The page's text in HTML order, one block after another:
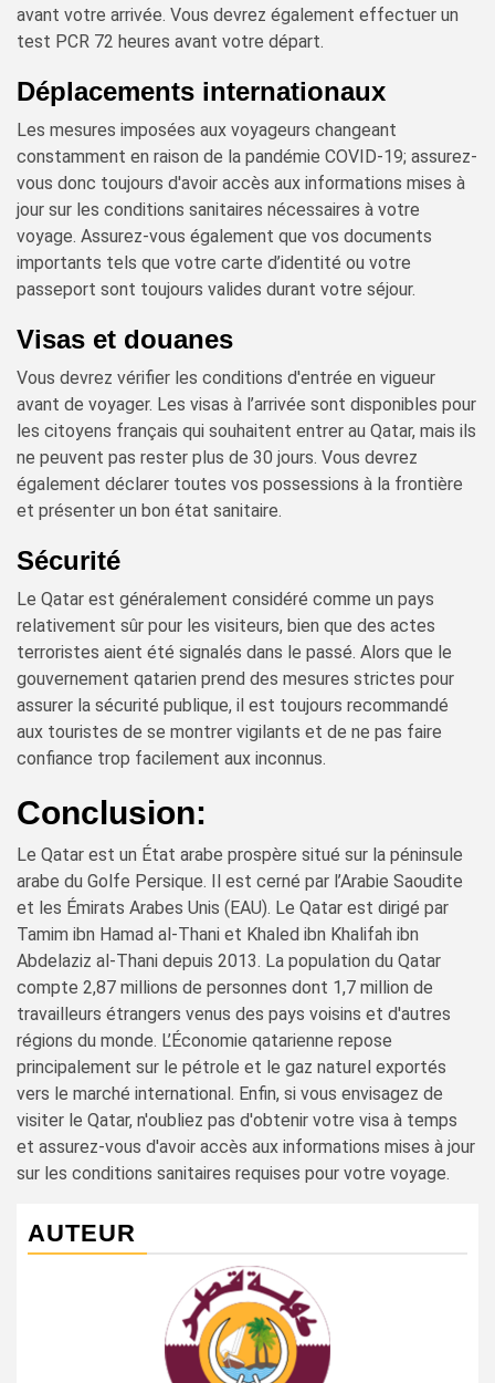
avant votre arrivée. Vous devrez également effectuer un
test PCR 72 heures avant votre départ.
Déplacements internationaux
Les mesures imposées aux voyageurs changeant
constamment en raison de la pandémie COVID-19; assurez-
vous donc toujours d'avoir accès aux informations mises à
jour sur les conditions sanitaires nécessaires à votre
voyage. Assurez-vous également que vos documents
importants tels que votre carte d’identité ou votre
passeport sont toujours valides durant votre séjour.
Visas et douanes
Vous devrez vérifier les conditions d'entrée en vigueur
avant de voyager. Les visas à l’arrivée sont disponibles pour
les citoyens français qui souhaitent entrer au Qatar, mais ils
ne peuvent pas rester plus de 30 jours. Vous devrez
également déclarer toutes vos possessions à la frontière
et présenter un bon état sanitaire.
Sécurité
Le Qatar est généralement considéré comme un pays
relativement sûr pour les visiteurs, bien que des actes
terroristes aient été signalés dans le passé. Alors que le
gouvernement qatarien prend des mesures strictes pour
assurer la sécurité publique, il est toujours recommandé
aux touristes de se montrer vigilants et de ne pas faire
confiance trop facilement aux inconnus.
Conclusion:
Le Qatar est un État arabe prospère situé sur la péninsule
arabe du Golfe Persique. Il est cerné par l’Arabie Saoudite
et les Émirats Arabes Unis (EAU). Le Qatar est dirigé par
Tamim ibn Hamad al-Thani et Khaled ibn Khalifah ibn
Abdelaziz al-Thani depuis 2013. La population du Qatar
compte 2,87 millions de personnes dont 1,7 million de
travailleurs étrangers venus des pays voisins et d'autres
régions du monde. L’Économie qatarienne repose
principalement sur le pétrole et le gaz naturel exportés
vers le marché international. Enfin, si vous envisagez de
visiter le Qatar, n'oubliez pas d'obtenir votre visa à temps
et assurez-vous d'avoir accès aux informations mises à jour
sur les conditions sanitaires requises pour votre voyage.
AUTEUR